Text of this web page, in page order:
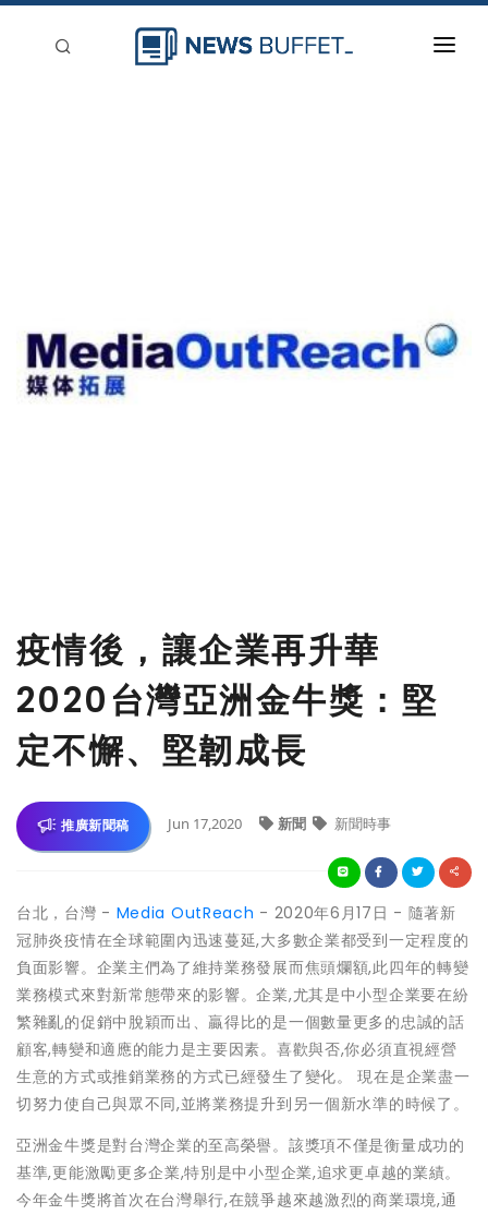
疫情後，讓企業再升華
2020台灣亞洲金牛獎：堅
定不懈、堅韌成長
推廣新聞稿 Jun 17,2020 新聞 新聞時事
台北，台灣 - Media OutReach - 2020年6月17日 - 隨著新
冠肺炎疫情在全球範圍內迅速蔓延,大多數企業都受到一定程度的
負面影響。企業主們為了維持業務發展而焦頭爛額,此四年的轉變
業務模式來對新常態帶來的影響。企業,尤其是中小型企業要在紛
繁雜亂的促銷中脫穎而出、贏得比的是一個數量更多的忠誠的話
顧客,轉變和適應的能力是主要因素。喜歡與否,你必須直視經營
生意的方式或推銷業務的方式已經發生了變化。 現在是企業盡一
切努力使自己與眾不同,並將業務提升到另一個新水準的時候了。
亞洲金牛獎是對台灣企業的至高榮譽。該獎項不僅是衡量成功的
基準,更能激勵更多企業,特別是中小型企業,追求更卓越的業績。
今年金牛獎將首次在台灣舉行,在競爭越來越激烈的商業環境,通